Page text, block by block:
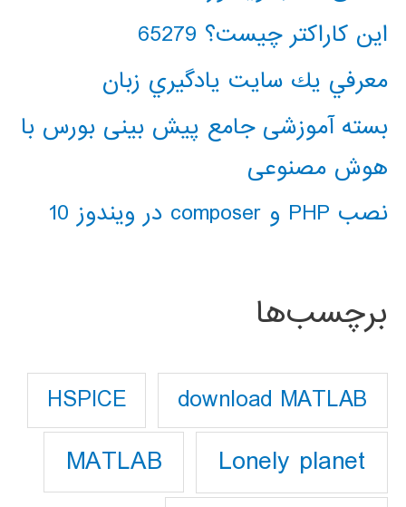
این کاراکتر چیست؟ 65279
معرفي يك سايت يادگيري زبان
بسته آموزشی جامع پیش بینی بورس با
هوش مصنوعی
نصب PHP و composer در ویندوز 10
برچسب‌ها
download MATLAB
HSPICE
Lonely planet
MATLAB